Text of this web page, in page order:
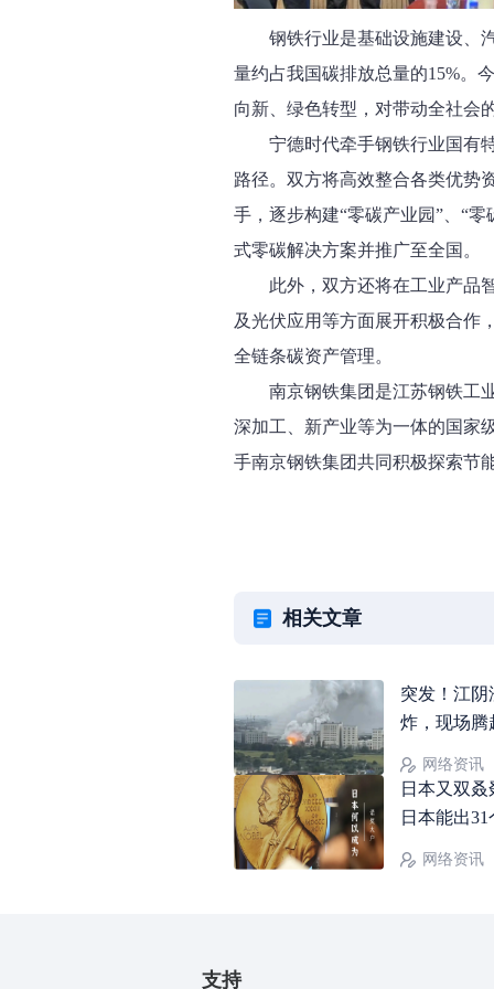
钢铁行业是基础设施建设、
量约占我国碳排放总量的15%。
向新、绿色转型，对带动全社会
宁德时代牵手钢铁行业国有
路径。双方将高效整合各类优势
手，逐步构建“零碳产业园”、“
式零碳解决方案并推广至全国。
此外，双方还将在工业产品
及光伏应用等方面展开积极合作
全链条碳资产管理。
南京钢铁集团是江苏钢铁工
深加工、新产业等为一体的国家
手南京钢铁集团共同积极探索节
相关文章
突发！江阴
炸，现场腾
网络资讯
日本又双
日本能出
网络资讯
支持